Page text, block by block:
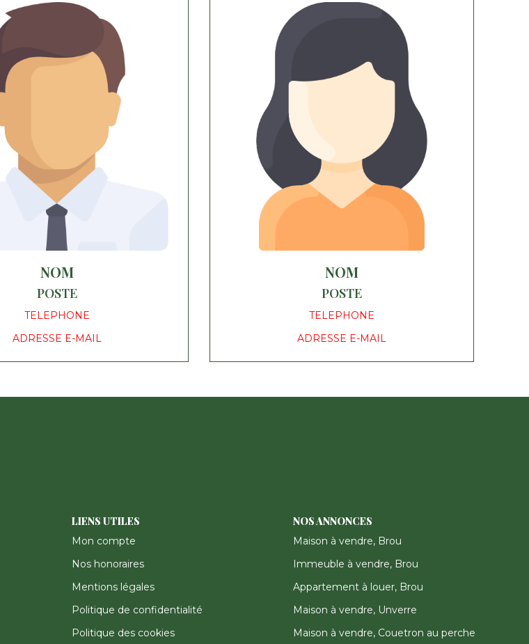
NOM
POSTE
TELEPHONE
ADRESSE E-MAIL
NOM
POSTE
TELEPHONE
ADRESSE E-MAIL
LIENS UTILES
Mon compte
Nos honoraires
Mentions légales
Politique de confidentialité
Politique des cookies
NOS ANNONCES
Maison à vendre, Brou
Immeuble à vendre, Brou
Appartement à louer, Brou
Maison à vendre, Unverre
Maison à vendre, Couetron au perche